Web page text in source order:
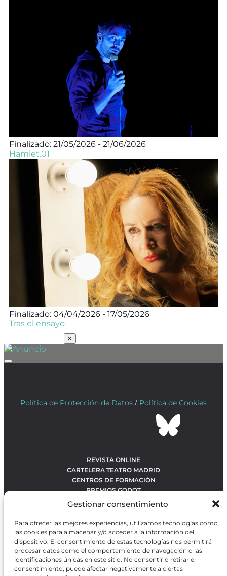
Gestionar consentimiento
Para ofrecer las mejores experiencias, utilizamos tecnologías como
las cookies para almacenar y/o acceder a la información del
dispositivo. El consentimiento de estas tecnologías nos permitirá
procesar datos como el comportamiento de navegación o las
identificaciones únicas en este sitio. No consentir o retirar el
consentimiento, puede afectar negativamente a ciertas
Finalizado: 21/05/2026 - 21/06/2026
Hamlet.01
Finalizado: 04/04/2026 - 17/05/2026
Tras el ensayo
×
Política de Protección de Datos / Política de Cookies
REVISTA ONLINE
CARTELERA TEATRO MADRID
CENTROS DE FORMACIÓN
PREMIOS GODOT
CONTACTO
OBRAS MÁS VOTADAS
RANKING MEJORES OBRAS
BÚSQUEDA AVANZADA DE OBRAS